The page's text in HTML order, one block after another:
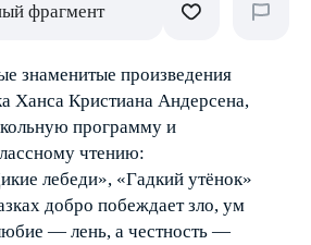
фрагмент
знаменитые произведения
Ханса Кристиана Андерсена,
программу и
чтению:
лебеди», «Гадкий утёнок»
добро побеждает зло, ум
— лень, а честность —